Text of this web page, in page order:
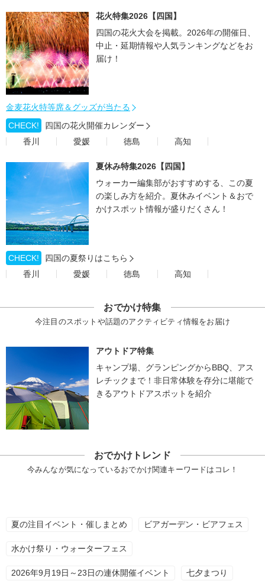
花火特集2026【四国】
四国の花火大会を掲載。2026年の開催日、
中止・延期情報や人気ランキングなどをお
届け！
金麦花火特等席＆グッズが当たる
CHECK!
四国の花火開催カレンダー
香川
愛媛 徳島 高知
夏休み特集2026【四国】
ウォーカー編集部がおすすめする、この夏
の楽しみ方を紹介。夏休みイベント＆おで
かけスポット情報が盛りだくさん！
CHECK!
四国の夏祭りはこちら
香川
愛媛 徳島 高知
おでかけ特集
今注目のスポットや話題のアクティビティ情報をお届け
アウトドア特集
キャンプ場、グランピングからBBQ、アス
レチックまで！非日常体験を存分に堪能で
きるアウトドアスポットを紹介
おでかけトレンド
今みんなが気になっているおでかけ関連キーワードはコレ！
夏の注目イベント・催しまとめ ビアガーデン・ビアフェス
水かけ祭り・ウォーターフェス
2026年9月19日～23日の連休開催イベント 七夕まつり